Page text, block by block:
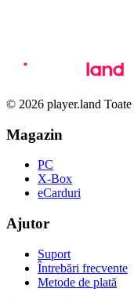
© 2026 player.land
Magazin
PC
X-Box
eCarduri
Ajutor
Suport
Întrebări frecvente
Metode de plată